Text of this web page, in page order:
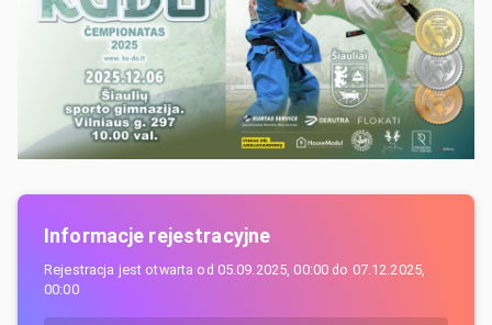
Informacje rejestracyjne
Rejestracja jest otwarta od 05.09.2025, 00:00 do 07.12.2025,
00:00